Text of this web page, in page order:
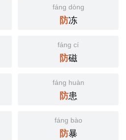
fáng dòng
防冻
fáng cí
防磁
fáng huàn
防患
fáng bào
防暴